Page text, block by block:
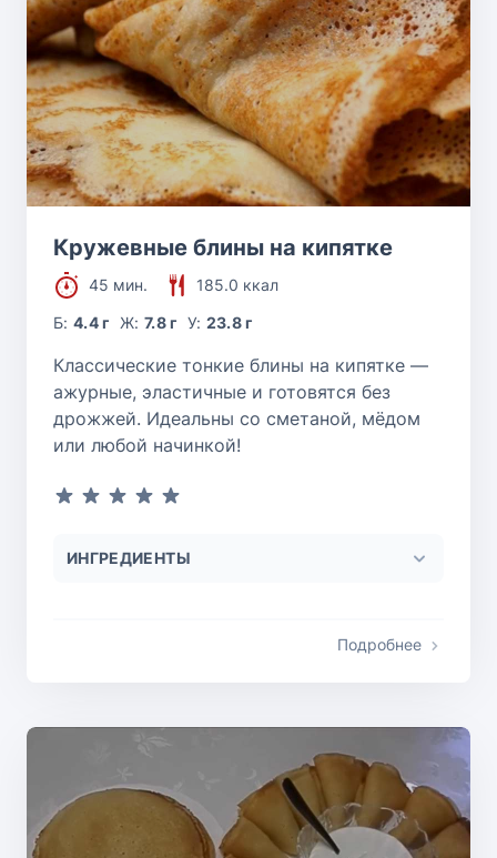
Кружевные блины на кипятке
45 мин.
185.0 ккал
Б:4.4 г Ж: 7.8 г У: 23.8 г
Классические тонкие блины на кипятке —
ажурные, эластичные и готовятся без
дрожжей. Идеальны со сметаной, мёдом
или любой начинкой!
ИНГРЕДИЕНТЫ
Подробнее